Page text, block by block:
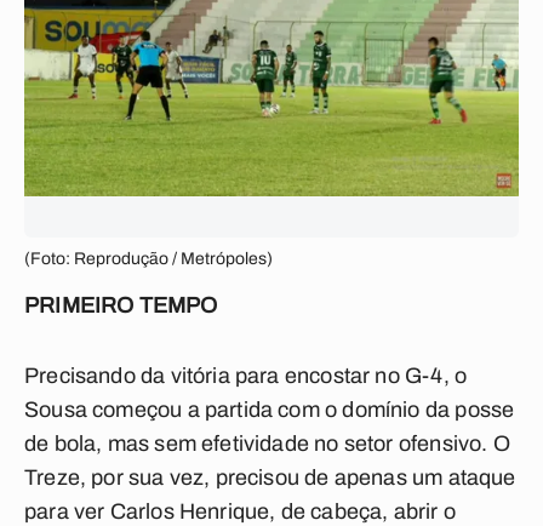
(Foto: Reprodução / Metrópoles)
PRIMEIRO TEMPO
Precisando da vitória para encostar no G-4, o
Sousa começou a partida com o domínio da posse
de bola, mas sem efetividade no setor ofensivo. O
Treze, por sua vez, precisou de apenas um ataque
para ver Carlos Henrique, de cabeça, abrir o